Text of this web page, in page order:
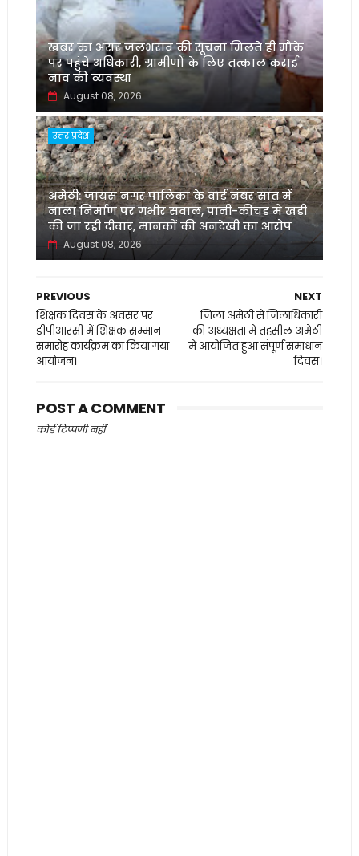
खबर का असर जलभराव की सूचना मिलते ही मौके
पर पहुंचे अधिकारी, ग्रामीणों के लिए तत्काल कराई
नाव की व्यवस्था
August 08, 2026
उत्तर प्रदेश
अमेठी: जायस नगर पालिका के वार्ड नंबर सात में
नाला निर्माण पर गंभीर सवाल, पानी-कीचड़ में खड़ी
की जा रही दीवार, मानकों की अनदेखी का आरोप
August 08, 2026
NEXT
जिला अमेठी से जिलाधिकारी
की अध्यक्षता में तहसील अमेठी
में आयोजित हुआ संपूर्ण समाधान
दिवस।
PREVIOUS
शिक्षक दिवस के अवसर पर
डीपीआरसी में शिक्षक सम्मान
समारोह कार्यक्रम का किया गया
आयोजन।
POST A COMMENT
कोई टिप्पणी नहीं